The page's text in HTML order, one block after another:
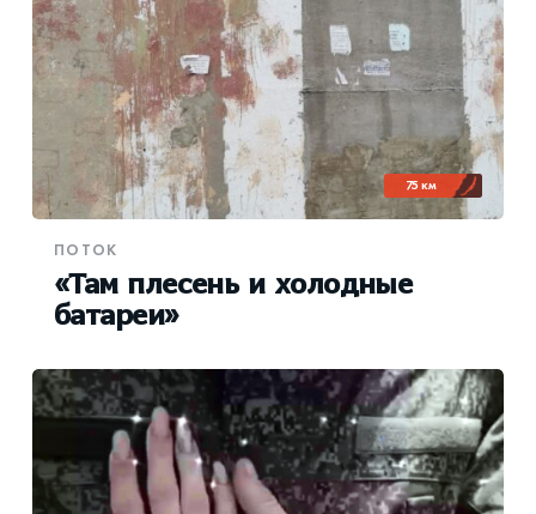
75 км
ПОТОК
«Там плесень и холодные
батареи»